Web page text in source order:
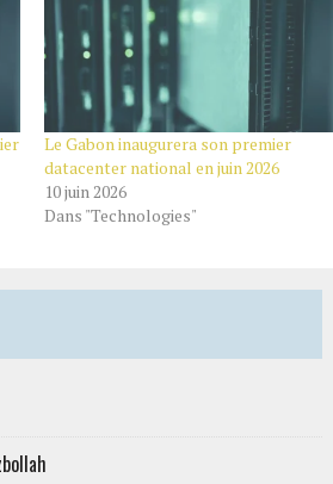
Le Gabon inaugurera son premier
datacenter national en juin 2026
10 juin 2026
Dans "Technologies"